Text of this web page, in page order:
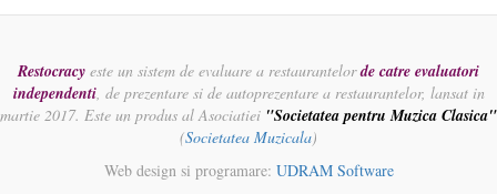
Restocracy este un sistem de evaluare a restaurantelorde catre evaluatori
independenti, de prezentare si de autoprezentare a restaurantelor, lansat in
martie 2017. Este un produs al Asociatiei "Societatea pentru Muzica Clasica"
(Societatea Muzicala)
Web design si programare: UDRAM Software